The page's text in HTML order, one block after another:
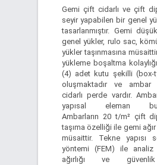
Gemi çift cidarlı ve çift
seyir yapabilen bir genel
tasarlanmıştır. Gemi
genel yükler, rulo sac,
yükler taşınmasına
yükleme boşaltma
(4) adet kutu şekilli (box-
oluşmaktadır ve ambar
cidarlı perde vardır.
yapısal eleman
Ambarların 20 t/m² çift
taşıma özelliği ile gemi
müsaittir. Tekne yapısı
yöntemi (FEM) ile analiz
ağırlığı ve